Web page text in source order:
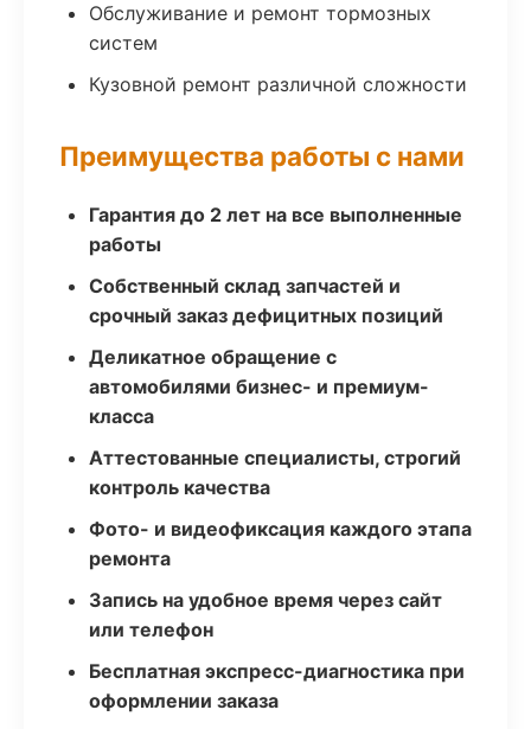
Обслуживание и ремонт тормозных
систем
Кузовной ремонт различной сложности
Преимущества работы с нами
Гарантия до 2 лет на все выполненные
работы
Собственный склад запчастей и
срочный заказ дефицитных позиций
Деликатное обращение с
автомобилями бизнес- и премиум-
класса
Аттестованные специалисты, строгий
контроль качества
Фото- и видеофиксация каждого этапа
ремонта
Запись на удобное время через сайт
или телефон
Бесплатная экспресс-диагностика при
оформлении заказа